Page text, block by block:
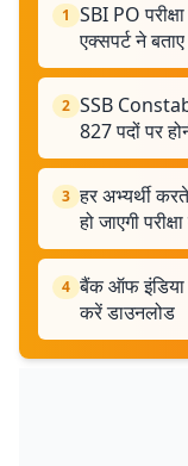
1 SBI PO
एक्सपर्ट ने
2 SSB
827 पदों पर
3 हर अभ्यर्थी
हो जाएगी
4 बैंक ऑफ इंडिया
करें डाउनलोड